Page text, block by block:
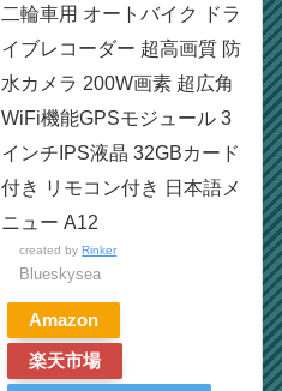
二輪車用 オートバイク ドラ
イブレコーダー 超高画質 防
水カメラ 200W画素 超広角
WiFi機能GPSモジュール 3
インチIPS液晶 32GBカード
付き リモコン付き 日本語メ
ニュー A12
created byRinker
Blueskysea
Amazon
楽天市場